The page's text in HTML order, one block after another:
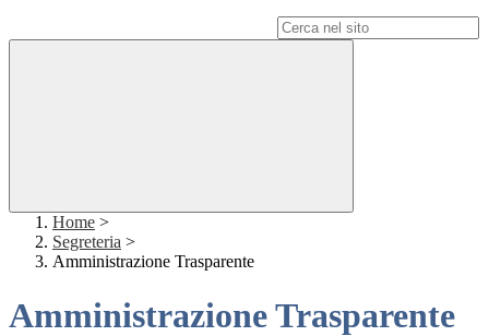
Home >
Segreteria >
Amministrazione Trasparente
Amministrazione Trasparente